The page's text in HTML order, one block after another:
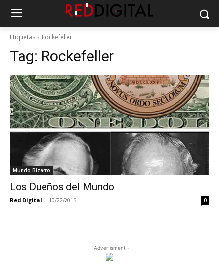
Etiquetas Rockefeller
Tag: Rockefeller
Mundo Bizarro
Los Dueños del Mundo
Red Digital - 10/22/2015 0
- Advertisment -